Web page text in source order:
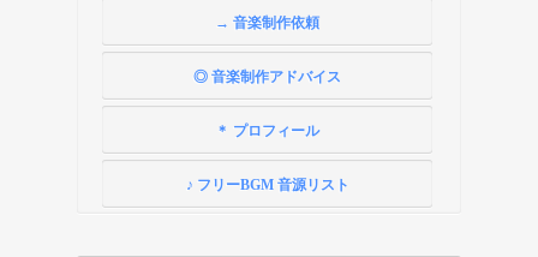
→ 音楽制作依頼
◎ 音楽制作アドバイス
＊ プロフィール
♪ フリーBGM 音源リスト